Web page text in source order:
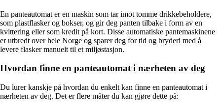
En panteautomat er en maskin som tar imot tomme drikkebeholdere,
som plastflasker og bokser, og gir deg panten tilbake i form av en
kvittering eller som kredit på kort. Disse automatiske pantemaskinene
er utbredt over hele Norge og sparer deg for tid og bryderi med å
levere flasker manuelt til et miljøstasjon.
Hvordan finne en panteautomat i nærheten av deg
Du lurer kanskje på hvordan du enkelt kan finne en panteautomat i
nærheten av deg. Det er flere måter du kan gjøre dette på: